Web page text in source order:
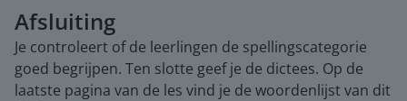
Afsluiting
Je controleert of de leerlingen de spellingscategorie
goed begrijpen. Ten slotte geef je de dictees. Op de
laatste pagina van de les vind je de woordenlijst van dit